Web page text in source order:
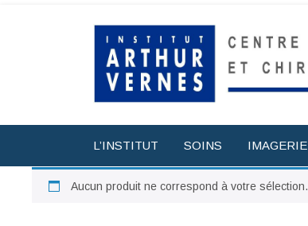
L’INSTITUT SOINS IMAGERIE
Aucun produit ne correspond à votre sélection.